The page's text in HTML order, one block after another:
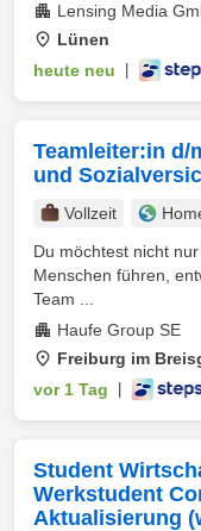
Lensing Media
Lünen
heute neu
Teamleiter:in d/
und
Vollzeit
Du möchtest nicht
Menschen führen,
Team ...
Haufe Group SE
Freiburg im
vor 1 Tag
Student
Werkstudent
Aktualisierung